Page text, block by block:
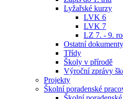
Lyžařské kurzy
LVK 6
LVK 7
LZ 7. - 9.
Ostatní dokumenty
Třídy
Školy v přírodě
Výroční zprávy
Projekty
Školní poradenské